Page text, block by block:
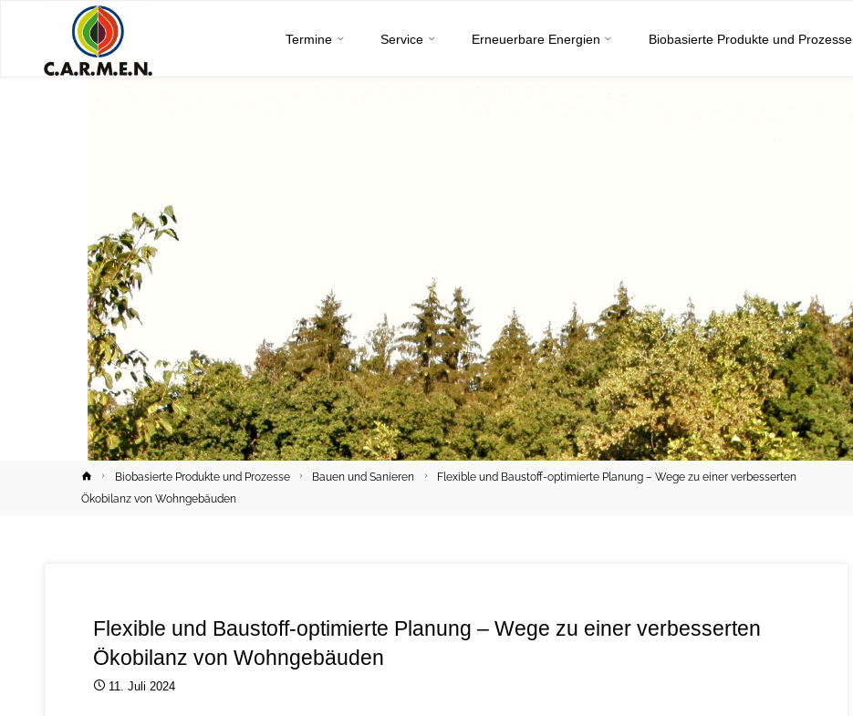
Termine Service Erneuerbare Energien Biobasierte Produkte und Prozesse
HomeBiobasierte Produkte und Prozesse Bauen und Sanieren
Flexible und Baustoff-optimierte Planung – Wege zu einer verbesserten
Ökobilanz von Wohngebäuden
Flexible und Baustoff-optimierte Planung – Wege zu einer verbesserten
Ökobilanz von Wohngebäuden
11. Juli 2024